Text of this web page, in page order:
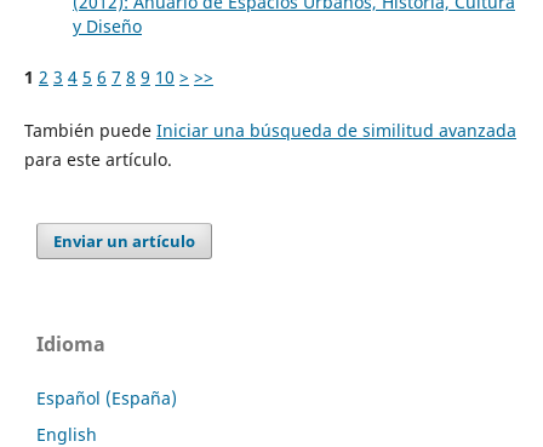
y Diseño
1 2 3 4 5 6 7 8 9 10 > >>
También puede Iniciar una búsqueda de similitud avanzada
para este artículo.
Enviar un artículo
Idioma
Español (España)
English